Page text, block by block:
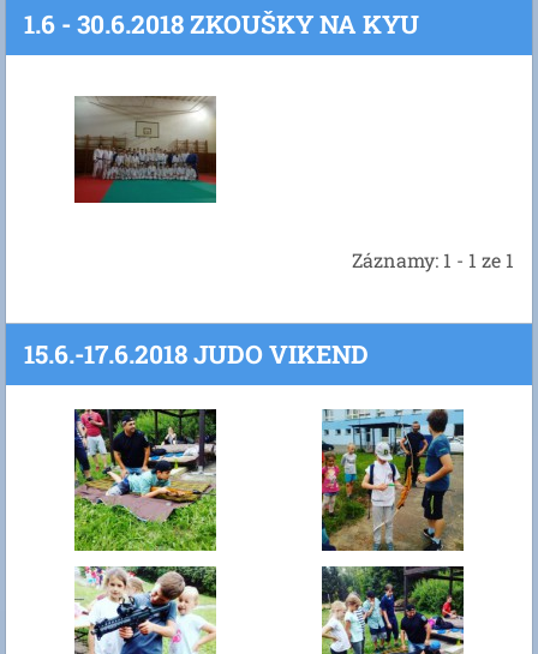
1.6 - 30.6.2018 ZKOUŠKY NA KYU
Záznamy: 1 - 1 ze 1
15.6.-17.6.2018 JUDO VIKEND